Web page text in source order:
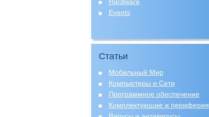
Events
Статьи
Мобильный Мир
Компьютеры и Сети
Программное обеспечение
Комплектующие и периферия